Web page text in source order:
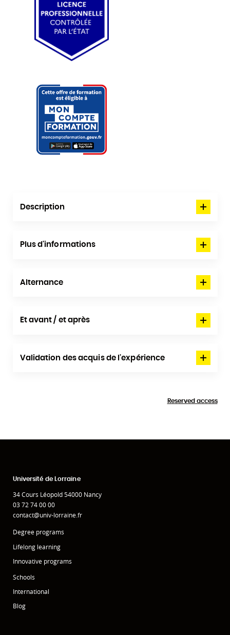
Description
Plus d'informations
Alternance
Et avant / et après
Validation des acquis de l'expérience
Reserved access
Université de Lorraine
34 Cours Léopold 54000 Nancy
03 72 74 00 00
contact@univ-lorraine.fr
Degree programs
Lifelong learning
Innovative programs
Schools
International
Blog